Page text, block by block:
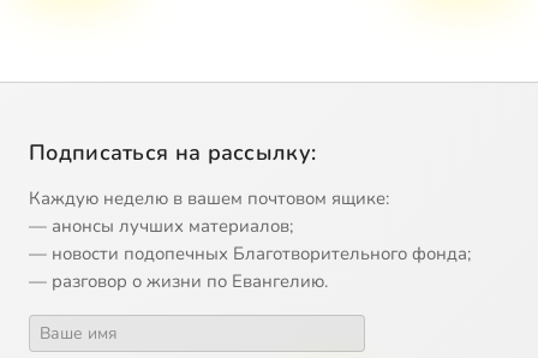
Подписаться на рассылку:
Каждую неделю в вашем почтовом ящике:
— анонсы лучших материалов;
— новости подопечных Благотворительного фонда;
— разговор о жизни по Евангелию.